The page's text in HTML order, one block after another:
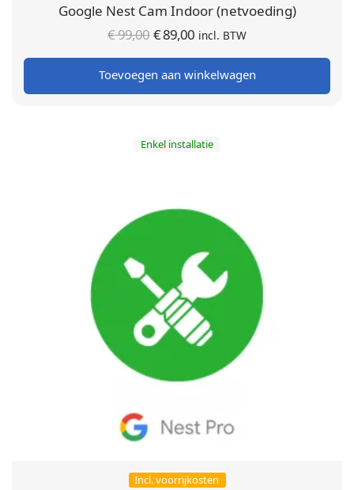
Google Nest Cam Indoor (netvoeding)
€99,00Oorspronkelijke
prijs was:
€ 99,00.
€89,00 Huidige
prijs is:
€ 89,00.
incl. BTW
Toevoegen aan winkelwagen
Enkel installatie
Incl. voorrijkosten